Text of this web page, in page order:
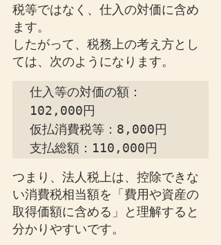
税等ではなく、仕入の対価に含め
ます。
したがって、税務上の考え方とし
ては、次のようになります。
仕入等の対価の額：
102,000円
仮払消費税等：8,000円
支払総額：110,000円
つまり、法人税上は、控除できな
い消費税相当額を「費用や資産の
取得価額に含める」と理解すると
分かりやすいです。